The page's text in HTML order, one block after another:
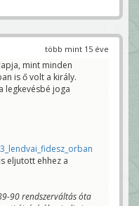
több mint 15 éve
mint minden
is ő volt a király.
legkevésbé joga
eljutott ehhez a
90 rendszerváltás óta